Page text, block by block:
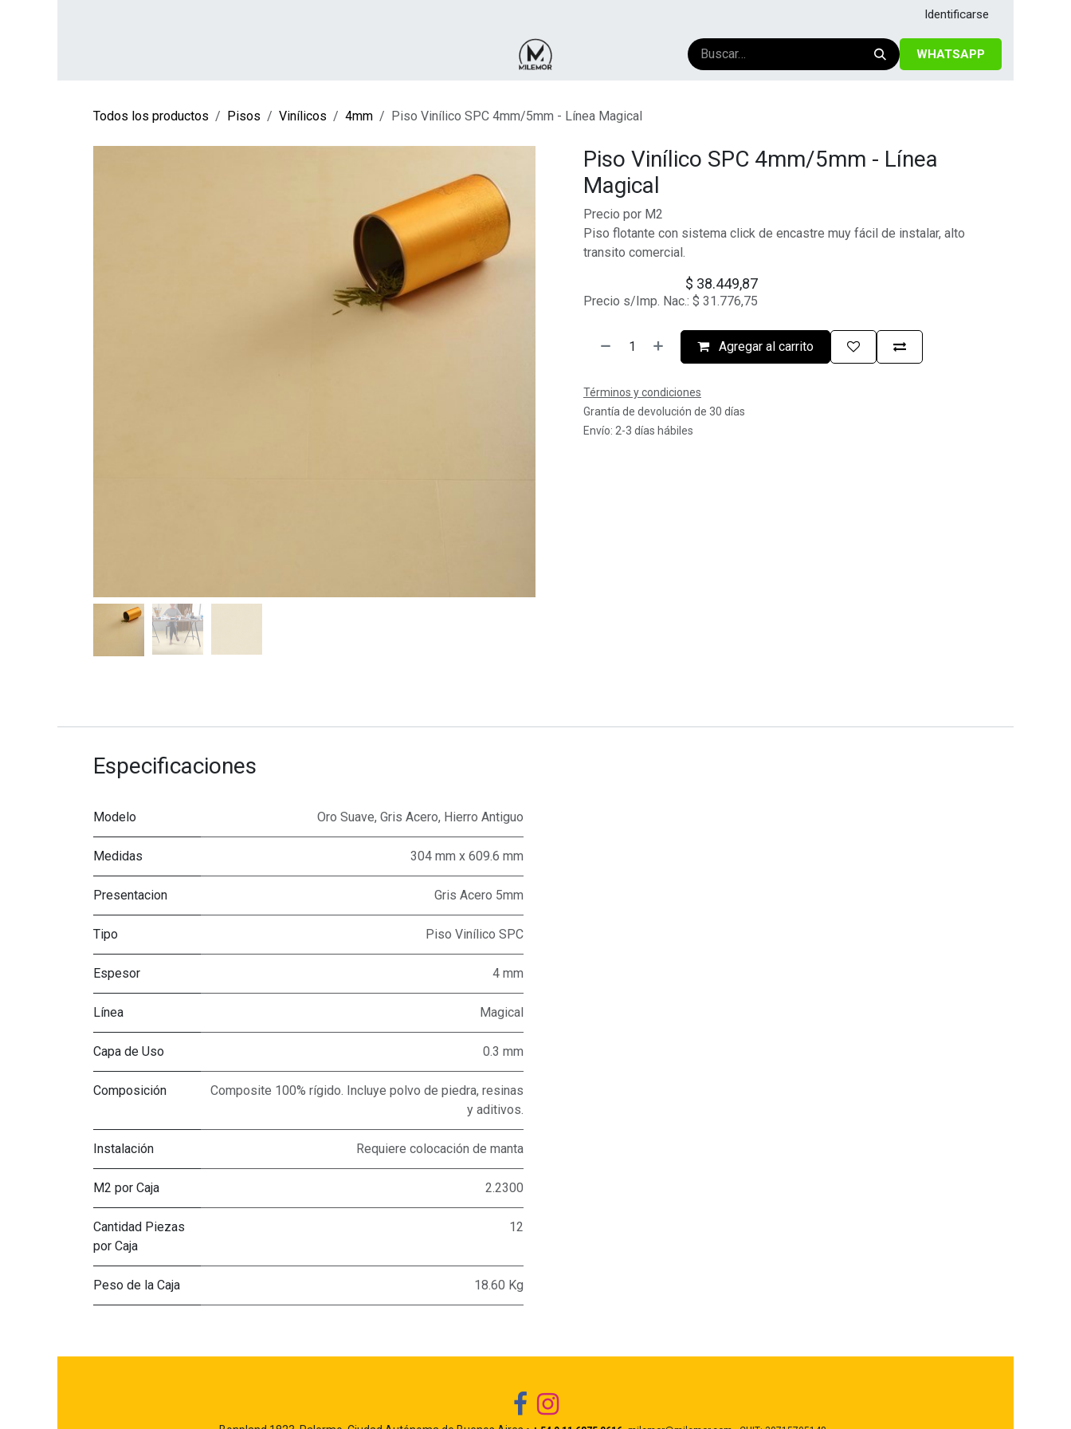
Identificarse
WHATSAPP
Todos los productos Pisos Vinílicos 4mm Piso Vinílico SPC 4mm/5mm - Línea Magical
Piso Vinílico SPC 4mm/5mm - Línea
Magical
Precio por M2
Piso flotante con sistema click de encastre muy fácil de instalar, alto
transito comercial.
$ 38.449,87
Precio s/Imp. Nac.: $ 31.776,75
Agregar al carrito
Términos y condiciones
Grantía de devolución de 30 días
Envío: 2-3 días hábiles
Especificaciones
Modelo Oro Suave, Gris Acero, Hierro Antiguo
Medidas 304 mm x 609.6 mm
Presentacion Gris Acero 5mm
Tipo Piso Vinílico SPC
Espesor 4 mm
Línea Magical
Capa de Uso 0.3 mm
Composición
Composite 100% rígido. Incluye polvo de piedra, resinas
y aditivos.
Instalación Requiere colocación de manta
M2 por Caja 2.2300
Cantidad Piezas
por Caja
12
Peso de la Caja 18.60 Kg